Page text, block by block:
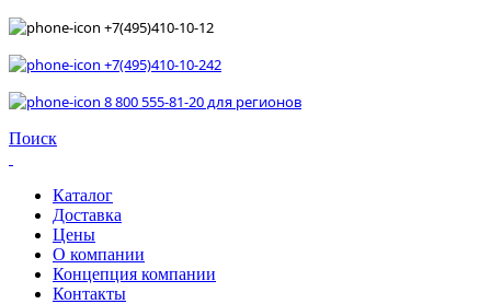
+7(495)410-10-12
+7(495)410-10-242
8 800 555-81-20 для регионов
Поиск
Каталог
Доставка
Цены
О компании
Концепция компании
Контакты